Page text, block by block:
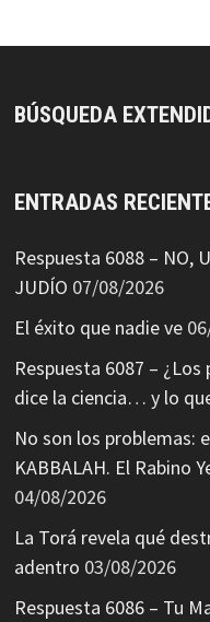
BÚSQUEDA
ENTRADAS
Respuesta 6088 – NO,
JUDÍO 07/08/2026
El éxito que nadie ve
Respuesta 6087 –
dice la ciencia… y lo
No son los problemas:
KABBALAH. El Rabino
04/08/2026
La Torá revela qué
adentro 03/08/2026
Respuesta 6086 – Tu